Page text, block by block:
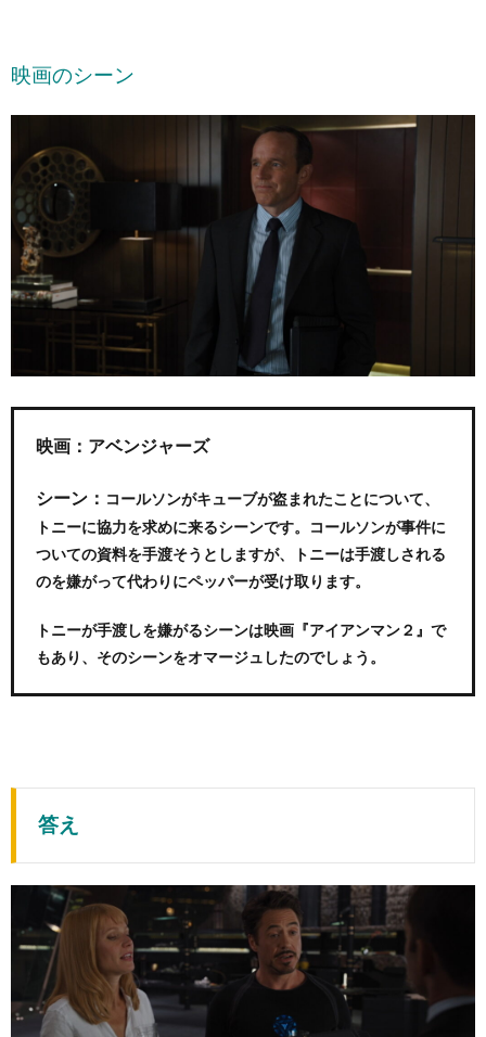
映画のシーン
映画：アベンジャーズ
シーン： コールソンがキューブが盗まれたことについて、
トニーに協力を求めに来るシーンです。コールソンが事件に
ついての資料を手渡そうとしますが、トニーは手渡しされる
のを嫌がって代わりにペッパーが受け取ります。
トニーが手渡しを嫌がるシーンは映画『アイアンマン２』で
もあり、そのシーンをオマージュしたのでしょう。
答え